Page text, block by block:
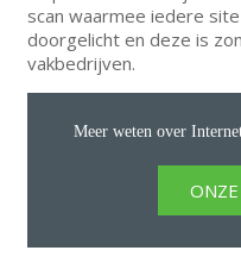
scan waarmee iedere
doorgelicht en deze is
vakbedrijven.
Meer weten over